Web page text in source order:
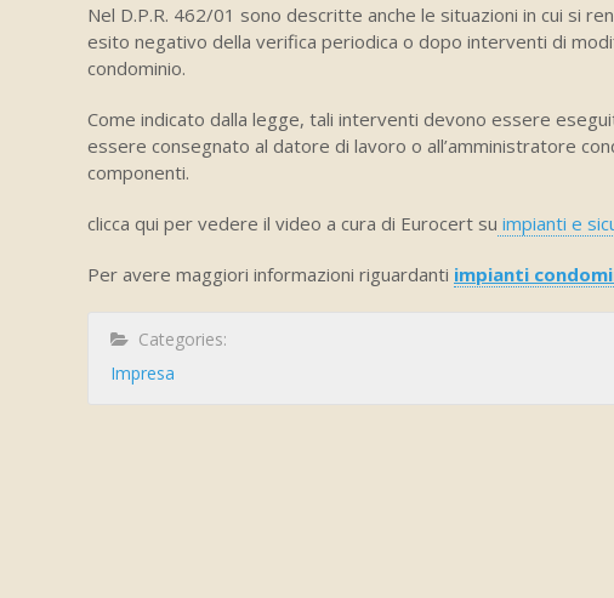
Nel D.P.R. 462/01 sono descritte anche le situazioni in cui si
esito negativo della verifica periodica o dopo interventi di
condominio.
Come indicato dalla legge, tali interventi devono essere
essere consegnato al datore di lavoro o all’amministratore
componenti.
clicca qui per vedere il video a cura di Eurocert su impianti e
Per avere maggiori informazioni riguardanti impianti
Categories:
Impresa